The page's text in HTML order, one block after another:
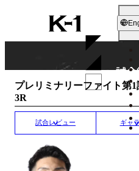
K-
1
MATCH
試
プレリミナリーファイト第
3R
試合レビュー ギャ